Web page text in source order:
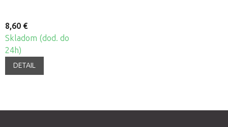
8,60 €
Skladom (dod. do
24h)
DETAIL